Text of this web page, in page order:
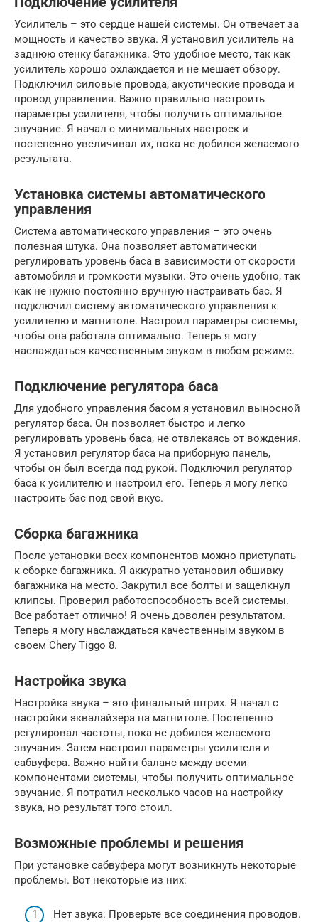
Усилитель – это сердце нашей системы. Он отвечает за
мощность и качество звука. Я установил усилитель на
заднюю стенку багажника. Это удобное место, так как
усилитель хорошо охлаждается и не мешает обзору.
Подключил силовые провода, акустические провода и
провод управления. Важно правильно настроить
параметры усилителя, чтобы получить оптимальное
звучание. Я начал с минимальных настроек и
постепенно увеличивал их, пока не добился желаемого
результата.
Установка системы автоматического
управления
Система автоматического управления – это очень
полезная штука. Она позволяет автоматически
регулировать уровень баса в зависимости от скорости
автомобиля и громкости музыки. Это очень удобно, так
как не нужно постоянно вручную настраивать бас. Я
подключил систему автоматического управления к
усилителю и магнитоле. Настроил параметры системы,
чтобы она работала оптимально. Теперь я могу
наслаждаться качественным звуком в любом режиме.
Подключение регулятора баса
Для удобного управления басом я установил выносной
регулятор баса. Он позволяет быстро и легко
регулировать уровень баса, не отвлекаясь от вождения.
Я установил регулятор баса на приборную панель,
чтобы он был всегда под рукой. Подключил регулятор
баса к усилителю и настроил его. Теперь я могу легко
настроить бас под свой вкус.
Сборка багажника
После установки всех компонентов можно приступать
к сборке багажника. Я аккуратно установил обшивку
багажника на место. Закрутил все болты и защелкнул
клипсы. Проверил работоспособность всей системы.
Все работает отлично! Я очень доволен результатом.
Теперь я могу наслаждаться качественным звуком в
своем Chery Tiggo 8.
Настройка звука
Настройка звука – это финальный штрих. Я начал с
настройки эквалайзера на магнитоле. Постепенно
регулировал частоты, пока не добился желаемого
звучания. Затем настроил параметры усилителя и
сабвуфера. Важно найти баланс между всеми
компонентами системы, чтобы получить оптимальное
звучание. Я потратил несколько часов на настройку
звука, но результат того стоил.
Возможные проблемы и решения
При установке сабвуфера могут возникнуть некоторые
проблемы. Вот некоторые из них:
Нет звука: Проверьте все соединения проводов.